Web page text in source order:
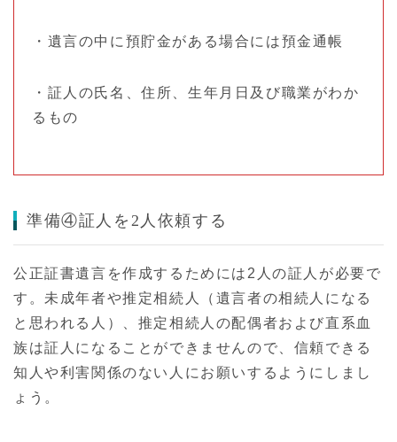
・遺言の中に預貯金がある場合には預金通帳
・証人の氏名、住所、生年月日及び職業がわか
るもの
準備④証人を2人依頼する
公正証書遺言を作成するためには2人の証人が必要で
す。未成年者や推定相続人（遺言者の相続人になる
と思われる人）、推定相続人の配偶者および直系血
族は証人になることができませんので、信頼できる
知人や利害関係のない人にお願いするようにしまし
ょう。